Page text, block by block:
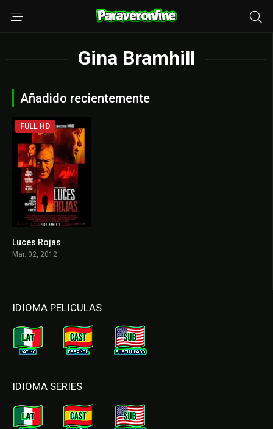
Gina Bramhill
Añadido recientemente
FULL HD
Luces Rojas
Mar. 02, 2012
IDIOMA PELICULAS
IDIOMA SERIES